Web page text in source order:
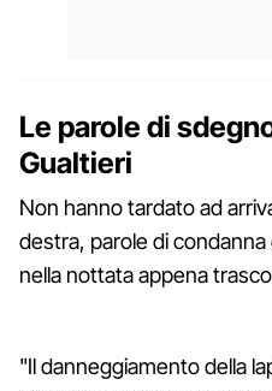
Le parole di
Gualtieri
Non hanno tardato ad
destra, parole di
nella nottata appena
"Il danneggiamento della